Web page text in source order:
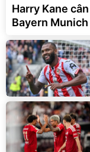
Harry Kane
Bayern Munich